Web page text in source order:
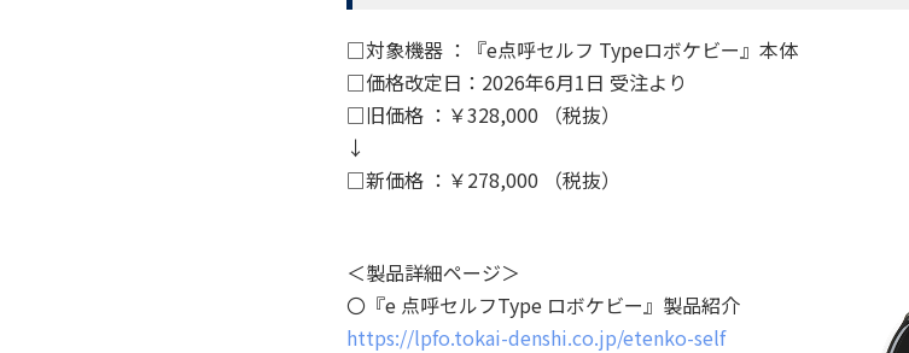
□対象機器 ：『e点呼セルフ Typeロボケビー』本体
□価格改定日：2026年6月1日 受注より
□旧価格 ：￥328,000 （税抜）
↓
□新価格 ：￥278,000 （税抜）
＜製品詳細ページ＞
〇『e 点呼セルフType ロボケビー』製品紹介
https://lpfo.tokai-denshi.co.jp/etenko-self